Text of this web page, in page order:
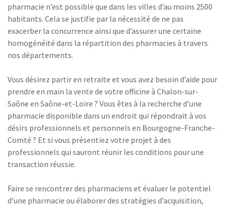
pharmacie n’est possible que dans les villes d’au moins 2500
habitants. Cela se justifie par la nécessité de ne pas
exacerber la concurrence ainsi que d’assurer une certaine
homogénéité dans la répartition des pharmacies à travers
nos départements.
Vous désirez partir en retraite et vous avez besoin d’aide pour
prendre en main la vente de votre officine à Chalon-sur-
Saône en Saône-et-Loire ? Vous êtes à la recherche d’une
pharmacie disponible dans un endroit qui répondrait à vos
désirs professionnels et personnels en Bourgogne-Franche-
Comté ? Et si vous présentiez votre projet à des
professionnels qui sauront réunir les conditions pour une
transaction réussie.
Faire se rencontrer des pharmaciens et évaluer le potentiel
d’une pharmacie ou élaborer des stratégies d’acquisition,